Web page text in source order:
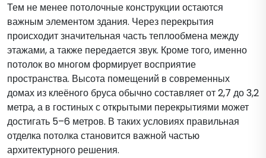
Тем не менее потолочные конструкции остаются
важным элементом здания. Через перекрытия
происходит значительная часть теплообмена между
этажами, а также передается звук. Кроме того, именно
потолок во многом формирует восприятие
пространства. Высота помещений в современных
домах из клеёного бруса обычно составляет от 2,7 до 3,2
метра, а в гостиных с открытыми перекрытиями может
достигать 5–6 метров. В таких условиях правильная
отделка потолка становится важной частью
архитектурного решения.